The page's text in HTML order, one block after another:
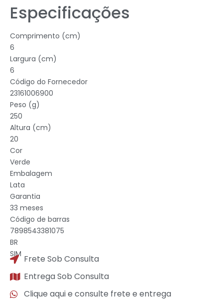
Especificações
Comprimento (cm)
6
Largura (cm)
6
Código do Fornecedor
23161006900
Peso (g)
250
Altura (cm)
20
Cor
Verde
Embalagem
Lata
Garantia
33 meses
Código de barras
7898543381075
BR
SIM Frete Sob Consulta
Entrega Sob Consulta
Clique aqui e consulte frete e entrega